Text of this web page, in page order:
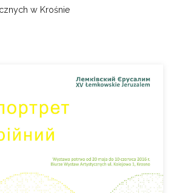
w Krośnie